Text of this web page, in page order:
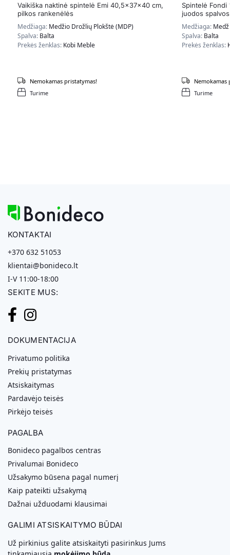
Vaikiška naktinė spintelė Emi 40,5x37x40 cm,
pilkos rankenėlės
Medžiaga: Medžio Drožlių Plokštė (MDP)
Spalva: Balta
Prekės ženklas: Kobi Meble
Turime
Nemokamas pristatymas!
Spintelė
juodos spalvos
Medžiaga:
Spalva: Balta
Prekės ženklas:
Turime
Nemokamas
KONTAKTAI
+370 632 51053
klientai@bonideco.lt
I-V 11:00-18:00
SEKITE MUS:
DOKUMENTACIJA
Privatumo politika
Prekių pristatymas
Atsiskaitymas
Pardavėjo teisės
Pirkėjo teisės
PAGALBA
Bonideco pagalbos centras
Privalumai Bonideco
Užsakymo būsena pagal numerį
Kaip pateikti užsakymą
Dažnai užduodami klausimai
GALIMI ATSISKAITYMO BŪDAI
Už pirkinius galite atsiskaityti pasirinkus Jums